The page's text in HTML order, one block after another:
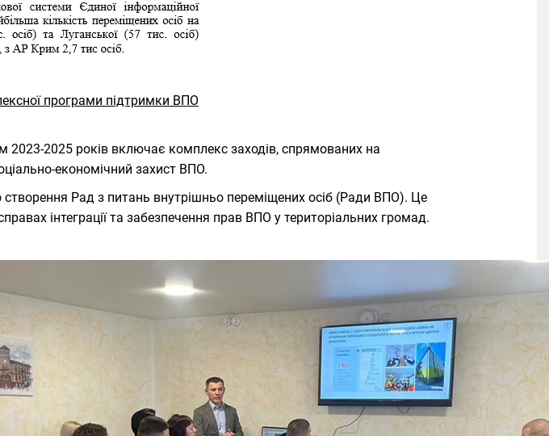
програми підтримки ВПО
2025 років включає комплекс заходів, спрямованих на
економічний захист ВПО.
Рад з питань внутрішньо переміщених осіб (Ради ВПО). Це
інтеграції та забезпечення прав ВПО у територіальних громад.